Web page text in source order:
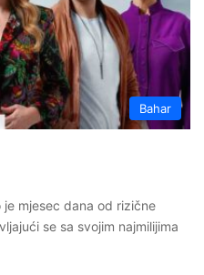
Bahar
je mjesec dana od rizične
se sa svojim najmilijima